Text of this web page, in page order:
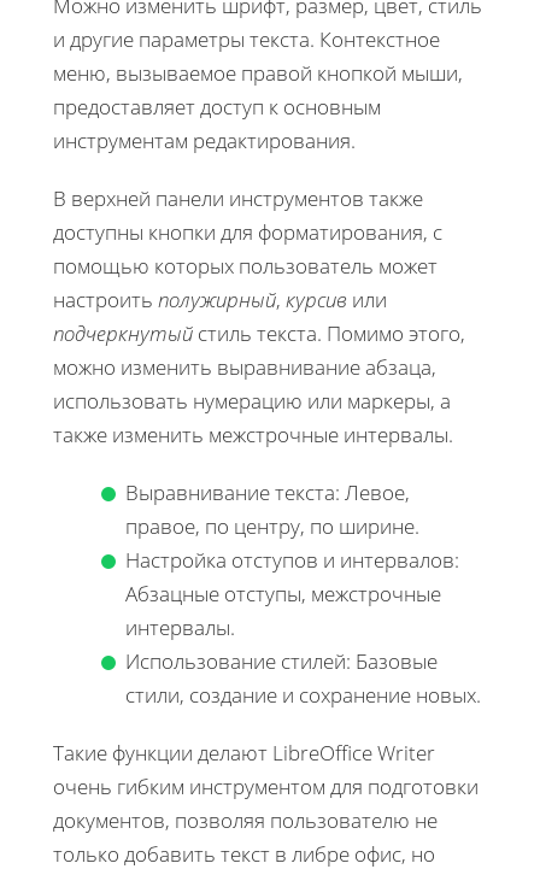
и другие параметры текста. Контекстное
меню, вызываемое правой кнопкой мыши,
предоставляет доступ к основным
инструментам редактирования.
В верхней панели инструментов также
доступны кнопки для форматирования, с
помощью которых пользователь может
настроить полужирный, курсив или
подчеркнутый стиль текста. Помимо этого,
можно изменить выравнивание абзаца,
использовать нумерацию или маркеры, а
также изменить межстрочные интервалы.
Выравнивание текста: Левое,
правое, по центру, по ширине.
Настройка отступов и интервалов:
Абзацные отступы, межстрочные
интервалы.
Использование стилей: Базовые
стили, создание и сохранение новых.
Такие функции делают LibreOffice Writer
очень гибким инструментом для подготовки
документов, позволяя пользователю не
только добавить текст в либре офис, но